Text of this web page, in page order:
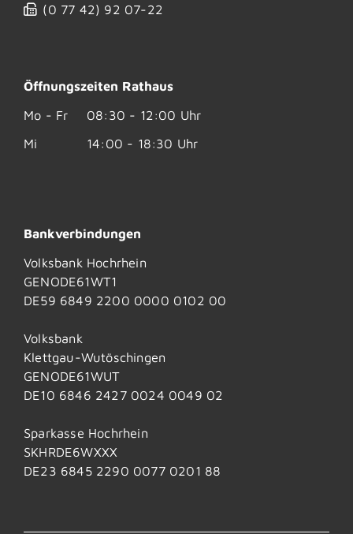
(0 77 42) 92 07-22
Öffnungszeiten Rathaus
Mo - Fr
08:30 - 12:00 Uhr
Mi
14:00 - 18:30 Uhr
Bankverbindungen
Volksbank Hochrhein
GENODE61WT1
DE59 6849 2200 0000 0102 00
Volksbank
Klettgau-Wutöschingen
GENODE61WUT
DE10 6846 2427 0024 0049 02
Sparkasse Hochrhein
SKHRDE6WXXX
DE23 6845 2290 0077 0201 88